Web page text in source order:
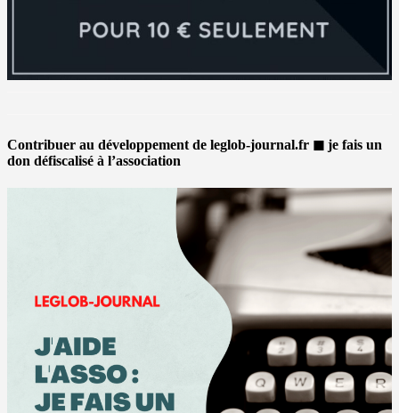
Contribuer au développement de leglob-journal.fr ◼ je fais un
don défiscalisé à l’association